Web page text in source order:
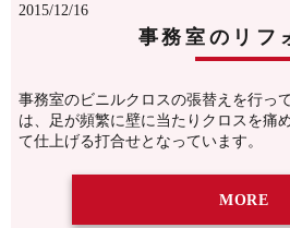
2015/12/16
事務室のリフ
事務室のビニルクロスの張替えを行っ
は、足が頻繁に壁に当たりクロスを痛
て仕上げる打合せとなっています。
MORE